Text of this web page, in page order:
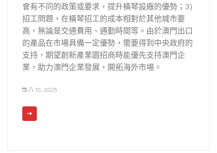
會有不同的政策或要求，提升橫琴設廠的優勢；3)
招工問題，在橫琴招工的成本相對於其他城市要
高，無論是交通費用、通勤時間等。由於澳門出口
的產品在市場具備一定優勢，需要得到中央政府的
支持，期望創新產業園招商時能優先支持澳門企
業，助力澳門企業發展，開拓海外市場。
八 10, 2025